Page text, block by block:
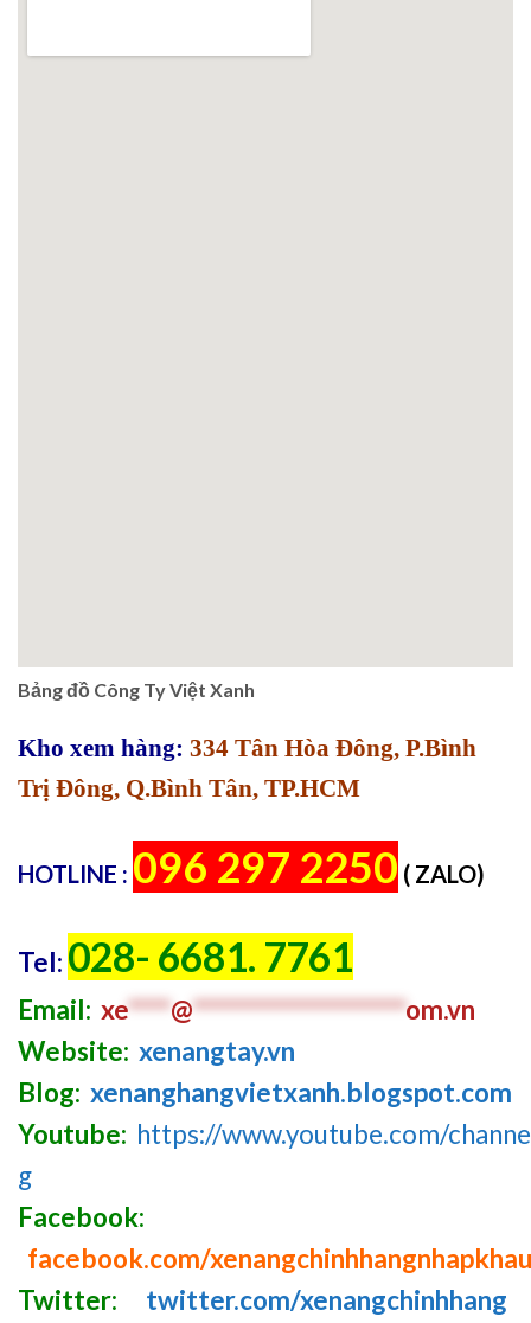
Bảng đồ Công Ty Việt Xanh
Kho xem hàng: 334 Tân Hòa Đông, P.Bình
Trị Đông, Q.Bình Tân, TP.HCM
HOTLINE : 096 297 2250 ( ZALO)
Tel: 028- 6681. 7761
Email: xe****@********************om.vn
Website: xenangtay.vn
Blog: xenanghangvietxanh.blogspot.com
Youtube: https://www.youtube.com/
g
Facebook:
facebook.com/xenangchinhhangnhapkhau
Twitter:
twitter.com/xenangchinhhang